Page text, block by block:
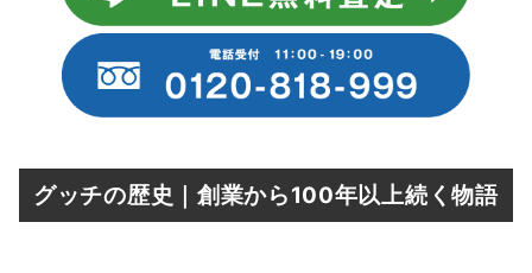
グッチの歴史｜創業から100年以上続く物語